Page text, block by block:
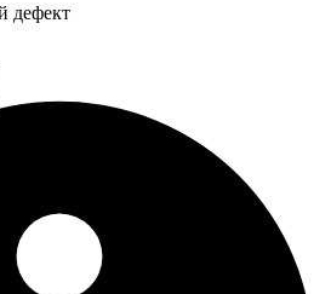
дефект